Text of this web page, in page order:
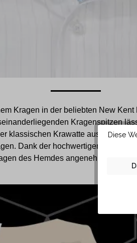
Kragen in der beliebten New Kent
Kragenspitzen
klassischen Krawatte aus festerem
Dank der hochwertigen
des Hemdes angenehm weich
Diese